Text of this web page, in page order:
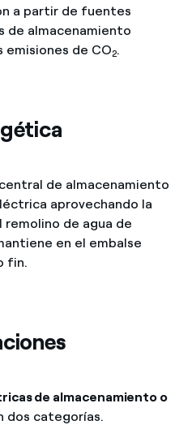
a partir de fuentes
de almacenamiento
emisiones de CO2.
de almacenamiento
aprovechando la
de agua de
en el embalse
fin.
de almacenamiento o
dos categorías.